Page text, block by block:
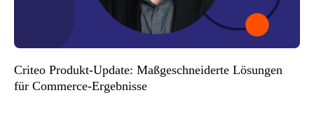
Criteo Produkt-Update: Maßgeschneiderte Lösungen
für Commerce-Ergebnisse